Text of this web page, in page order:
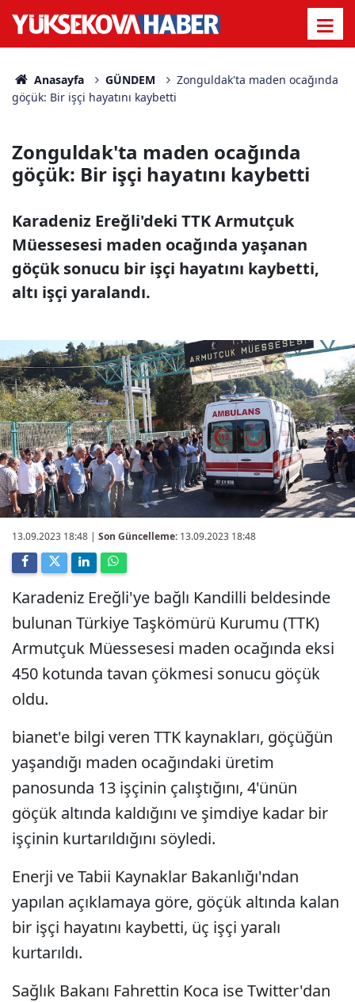
Anasayfa GÜNDEM
Zonguldak'ta maden ocağında
göçük: Bir işçi hayatını kaybetti
Zonguldak'ta maden ocağında
göçük: Bir işçi hayatını kaybetti
Karadeniz Ereğli'deki TTK Armutçuk
Müessesesi maden ocağında yaşanan
göçük sonucu bir işçi hayatını kaybetti,
altı işçi yaralandı.
13.09.2023 18:48 | Son Güncelleme: 13.09.2023 18:48
Karadeniz Ereğli'ye bağlı Kandilli beldesinde
bulunan Türkiye Taşkömürü Kurumu (TTK)
Armutçuk Müessesesi maden ocağında eksi
450 kotunda tavan çökmesi sonucu göçük
oldu.
bianet'e bilgi veren TTK kaynakları, göçüğün
yaşandığı maden ocağındaki üretim
panosunda 13 işçinin çalıştığını, 4'ünün
göçük altında kaldığını ve şimdiye kadar bir
işçinin kurtarıldığını söyledi.
Enerji ve Tabii Kaynaklar Bakanlığı'ndan
yapılan açıklamaya göre, göçük altında kalan
bir işçi hayatını kaybetti, üç işçi yaralı
kurtarıldı.
Sağlık Bakanı Fahrettin Koca ise Twitter'dan